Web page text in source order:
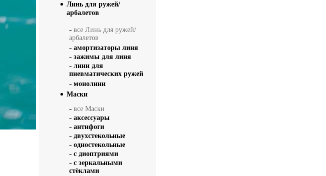
Линь для ружей/
арбалетов
- все Линь для ружей/
арбалетов
- амортизаторы линя
- зажимы для линя
- лини для
пневматических ружей
- монолини
Маски
- все Маски
- аксессуары
- антифоги
- двухстекольные
- одностекольные
- с диоптриями
- с зеркальными
стёклами